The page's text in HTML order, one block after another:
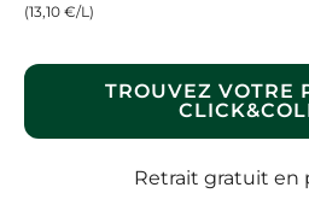
(13,10 €/L)
TROUVEZ VOTRE
Retrait gratuit en